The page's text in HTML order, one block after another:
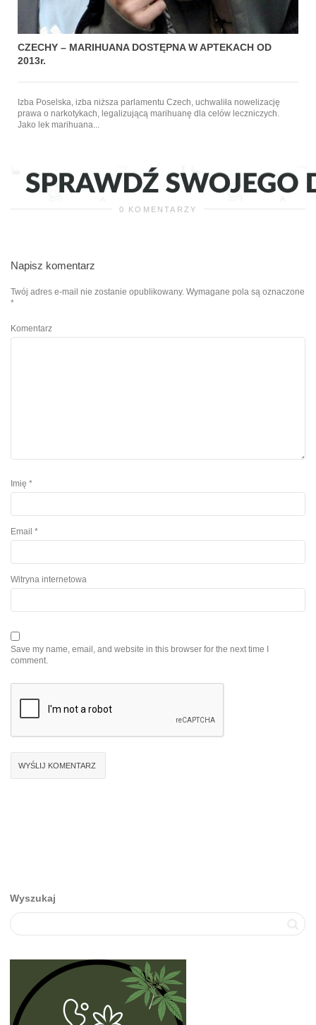
CZECHY – MARIHUANA DOSTĘPNA W APTEKACH OD
2013r.
Izba Poselska, izba niższa parlamentu Czech, uchwaliła nowelizację
prawa o narkotykach, legalizującą marihuanę dla celów leczniczych.
Jako lek marihuana...
0 KOMENTARZY
Napisz komentarz
Twój adres e-mail nie zostanie opublikowany. Wymagane pola są oznaczone
*
Komentarz
Imię *
Email *
Witryna internetowa
Save my name, email, and website in this browser for the next time I
comment.
Wyszukaj